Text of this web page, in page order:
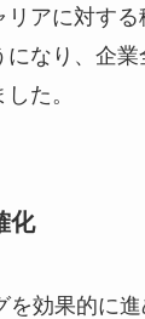
アに対する
なり、企業
た。
化
を効果的に